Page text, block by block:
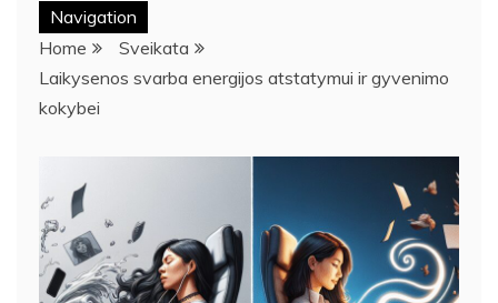
Navigation
Home
Sveikata
Laikysenos svarba energijos atstatymui ir gyvenimo
kokybei